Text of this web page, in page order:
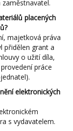
placených
majetková práva
přidělen grant a
o užití díla,
práce
elektronických
s vydavatelem.